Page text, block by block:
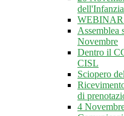
Assemblea
Novembre
Dentro il
CISL
Sciopero
di
4